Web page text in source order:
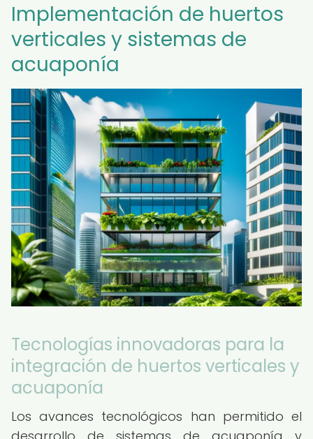
Implementación de huertos
verticales y sistemas de
acuaponía
Tecnologías innovadoras para la
integración de huertos verticales y
acuaponía
Los avances tecnológicos han permitido el